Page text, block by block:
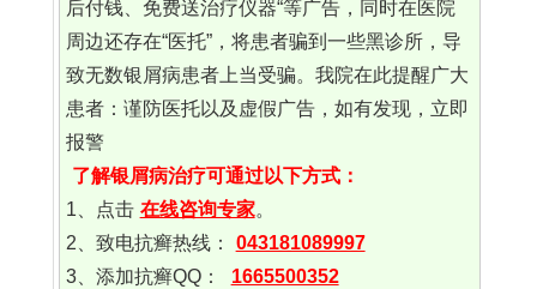
后付钱、免费送治疗仪器“等广告，同时在医院
周边还存在“医托”，将患者骗到一些黑诊所，导
致无数银屑病患者上当受骗。我院在此提醒广大
患者：谨防医托以及虚假广告，如有发现，立即
报警
了解银屑病治疗可通过以下方式：
1、点击 在线咨询专家。
2、致电抗癣热线：
043181089997
3、添加抗癣QQ：
1665500352